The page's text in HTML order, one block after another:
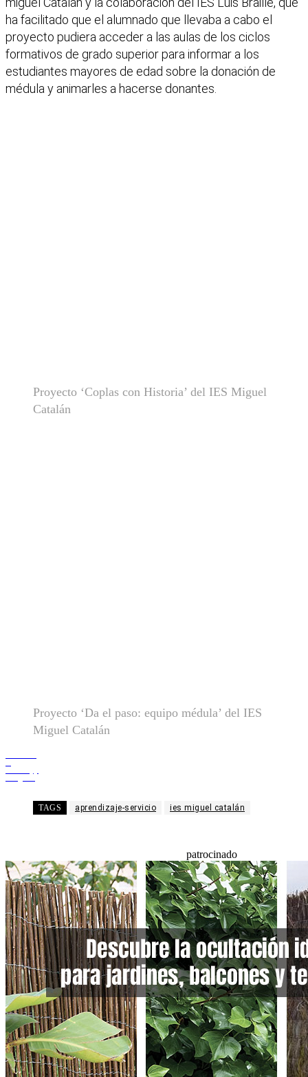
ha facilitado que el alumnado que llevaba a cabo el
proyecto pudiera acceder a las aulas de los ciclos
formativos de grado superior para informar a los
estudiantes mayores de edad sobre la donación de
médula y animarles a hacerse donantes.
Proyecto ‘Coplas con Historia’ del IES Miguel
Catalán
Proyecto ‘Da el paso: equipo médula’ del IES
Miguel Catalán
TAGS aprendizaje-servicio ies miguel catalán
patrocinado